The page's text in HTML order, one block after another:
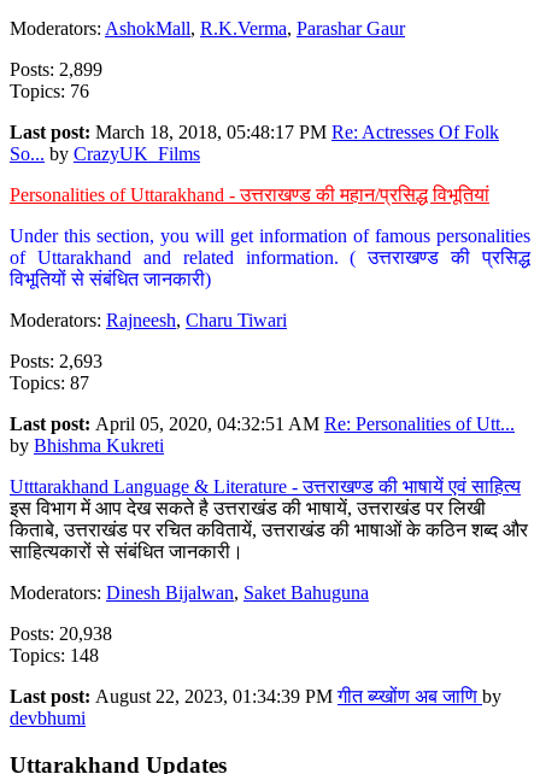
Moderators: AshokMall, R.K.Verma, Parashar Gaur
Posts: 2,899
Topics: 76
Last post: March 18, 2018, 05:48:17 PM Re: Actresses Of Folk
So... by CrazyUK_Films
Personalities of Uttarakhand - उत्तराखण्ड की महान/प्रसिद्ध विभूतियां
Under this section, you will get information of famous personalities
of Uttarakhand and related information. ( उत्तराखण्ड की प्रसिद्ध
विभूतियों से संबंधित जानकारी)
Moderators: Rajneesh, Charu Tiwari
Posts: 2,693
Topics: 87
Last post: April 05, 2020, 04:32:51 AM Re: Personalities of Utt...
by Bhishma Kukreti
Utttarakhand Language & Literature - उत्तराखण्ड की भाषायें एवं साहित्य
इस विभाग में आप देख सकते है उत्तराखंड की भाषायें, उत्तराखंड पर लिखी
किताबे, उत्तराखंड पर रचित कवितायें, उत्तराखंड की भाषाओं के कठिन शब्द और
साहित्यकारों से संबंधित जानकारी।
Moderators: Dinesh Bijalwan, Saket Bahuguna
Posts: 20,938
Topics: 148
Last post: August 22, 2023, 01:34:39 PMगीत ब्य्खोंण अब जाणि by
devbhumi
Uttarakhand Updates